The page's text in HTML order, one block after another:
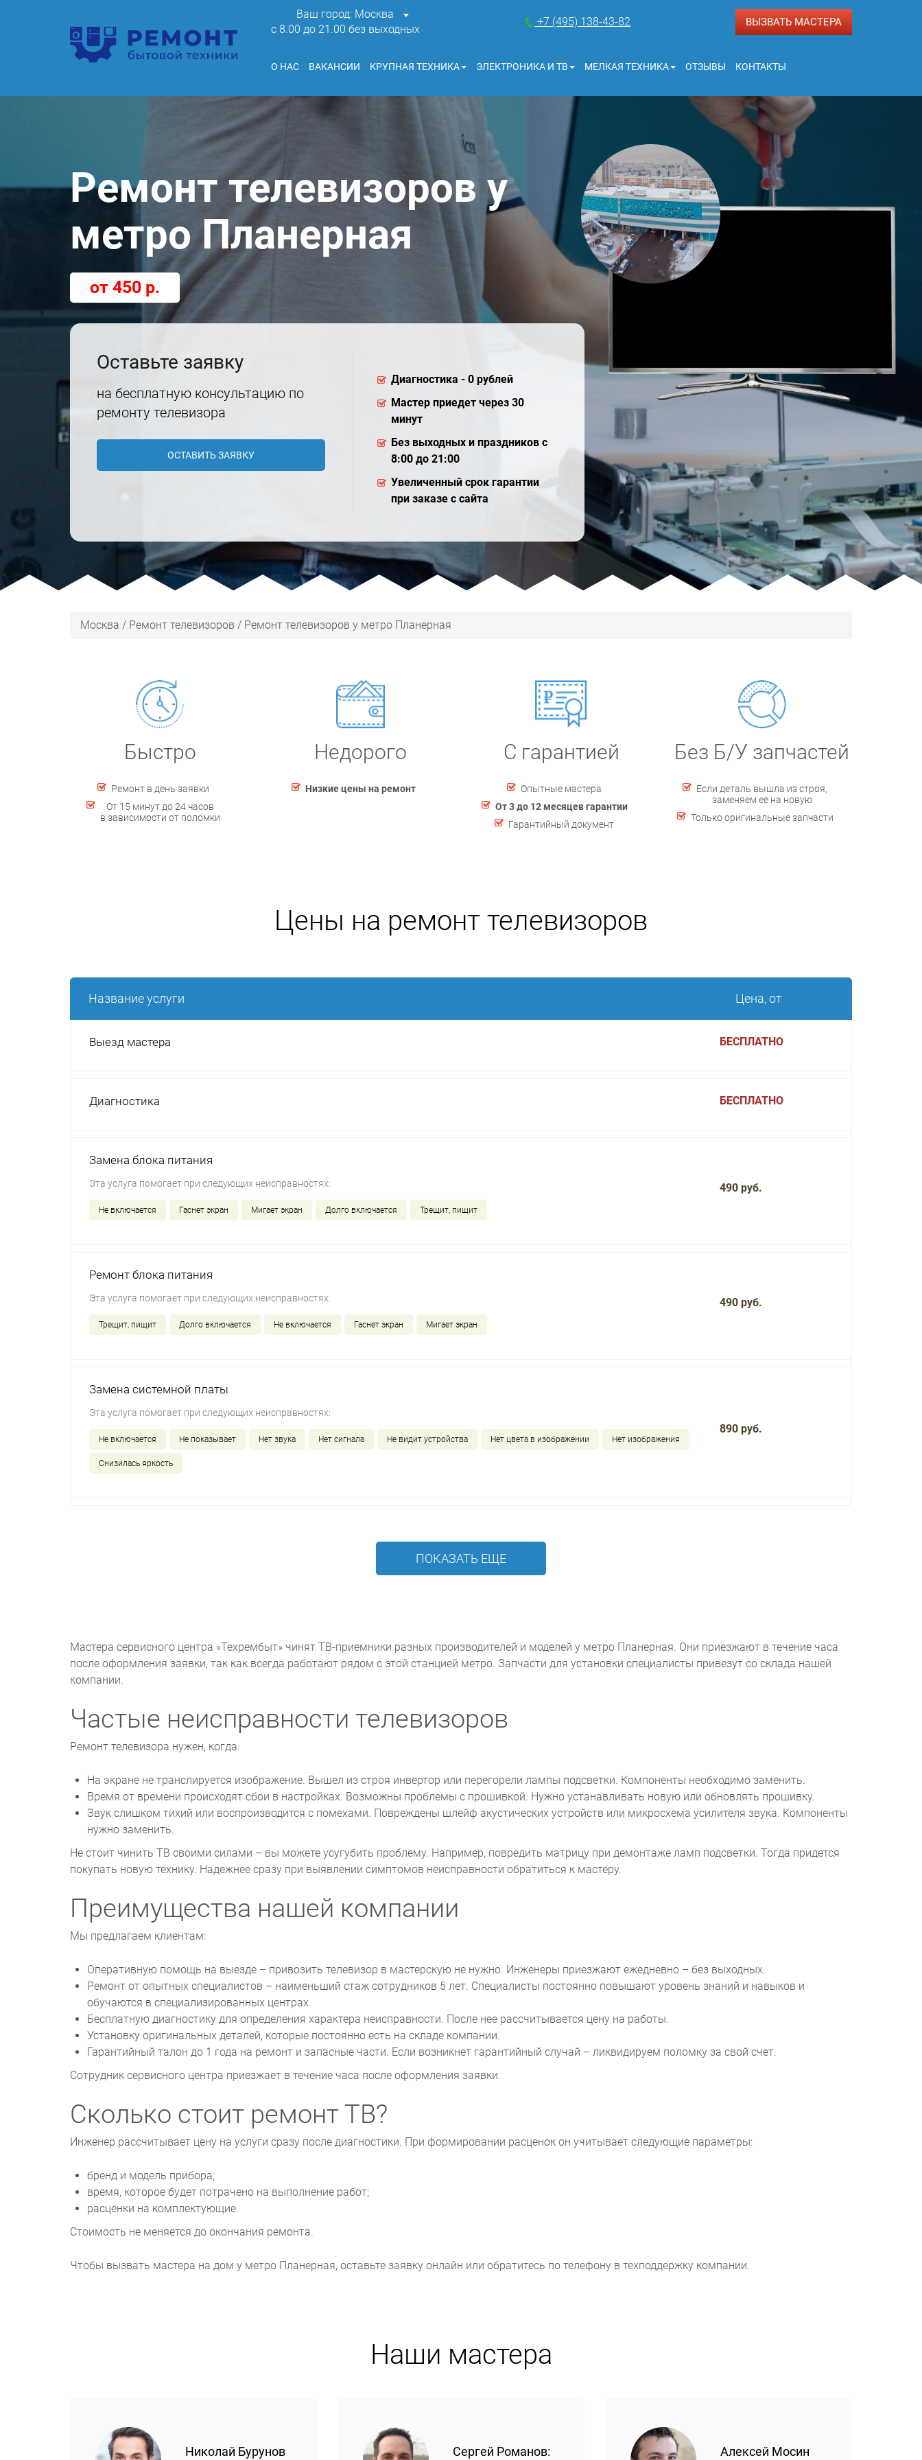
Ваш город: Москва
c 8.00 до 21.00 без выходных
+7 (495) 138-43-82 ВЫЗВАТЬ МАСТЕРА
О НАС ВАКАНСИИ КРУПНАЯ ТЕХНИКА ЭЛЕКТРОНИКА И ТВ МЕЛКАЯ ТЕХНИКА ОТЗЫВЫ КОНТАКТЫ
Ремонт телевизоров у
метро Планерная
от 450 р.
Оставьте заявку
на бесплатную консультацию по
ремонту телевизора
ОСТАВИТЬ ЗАЯВКУ
Диагностика - 0 рублей
Мастер приедет через 30
минут
Без выходных и праздников с
8:00 до 21:00
Увеличенный срок гарантии
при заказе с сайта
Москва / Ремонт телевизоров / Ремонт телевизоров у метро Планерная
Быстро
Ремонт в день заявки
От 15 минут до 24 часов
в зависимости от поломки
Недорого
Низкие цены на ремонт
С гарантией
Опытные мастера
От 3 до 12 месяцев гарантии
Гарантийный документ
Без Б/У запчастей
Если деталь вышла из строя,
заменяем ее на новую
Только оригинальные запчасти
Цены на ремонт телевизоров
Название услуги Цена, от
Выезд мастера БЕСПЛАТНО
Диагностика БЕСПЛАТНО
Замена блока питания
Эта услуга помогает при следующих неисправностях:
Не включается Гаснет экран Мигает экран Долго включается Трещит, пищит
490 руб.
Ремонт блока питания
Эта услуга помогает при следующих неисправностях:
Трещит, пищит Долго включается Не включается Гаснет экран Мигает экран
490 руб.
Замена системной платы
Эта услуга помогает при следующих неисправностях:
Не включается Не показывает Нет звука Нет сигнала Не видит устройства Нет цвета в изображении Нет изображения
Снизилась яркость
890 руб.
ПОКАЗАТЬ ЕЩЕ
Мастера сервисного центра «Техрембыт» чинят ТВ-приемники разных производителей и моделей у метро Планерная. Они приезжают в течение часа
после оформления заявки, так как всегда работают рядом с этой станцией метро. Запчасти для установки специалисты привезут со склада нашей
компании.
Частые неисправности телевизоров
Ремонт телевизора нужен, когда:
На экране не транслируется изображение. Вышел из строя инвертор или перегорели лампы подсветки. Компоненты необходимо заменить.
Время от времени происходят сбои в настройках. Возможны проблемы с прошивкой. Нужно устанавливать новую или обновлять прошивку.
Звук слишком тихий или воспроизводится с помехами. Повреждены шлейф акустических устройств или микросхема усилителя звука. Компоненты
нужно заменить.
Не стоит чинить ТВ своими силами – вы можете усугубить проблему. Например, повредить матрицу при демонтаже ламп подсветки. Тогда придется
покупать новую технику. Надежнее сразу при выявлении симптомов неисправности обратиться к мастеру.
Преимущества нашей компании
Мы предлагаем клиентам:
Оперативную помощь на выезде – привозить телевизор в мастерскую не нужно. Инженеры приезжают ежедневно – без выходных.
Ремонт от опытных специалистов – наименьший стаж сотрудников 5 лет. Специалисты постоянно повышают уровень знаний и навыков и
обучаются в специализированных центрах.
Бесплатную диагностику для определения характера неисправности. После нее рассчитывается цену на работы.
Установку оригинальных деталей, которые постоянно есть на складе компании.
Гарантийный талон до 1 года на ремонт и запасные части. Если возникнет гарантийный случай – ликвидируем поломку за свой счет.
Сотрудник сервисного центра приезжает в течение часа после оформления заявки.
Сколько стоит ремонт ТВ?
Инженер рассчитывает цену на услуги сразу после диагностики. При формировании расценок он учитывает следующие параметры:
бренд и модель прибора;
время, которое будет потрачено на выполнение работ;
расценки на комплектующие.
Стоимость не меняется до окончания ремонта.
Чтобы вызвать мастера на дом у метро Планерная, оставьте заявку онлайн или обратитесь по телефону в техподдержку компании.
Наши мастера
Николай Бурунов Сергей Романов: Алексей Мосин